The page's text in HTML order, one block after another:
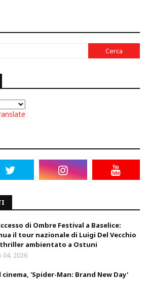
di Ombre Festival a Baselice:
il tour nazionale di Luigi Del Vecchio
ambientato a Ostuni
04, 2026
cinema, 'Spider-Man: Brand New Day'